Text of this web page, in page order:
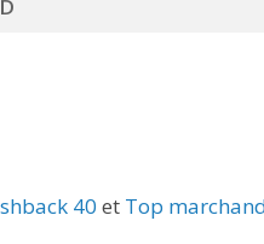
40 et Top